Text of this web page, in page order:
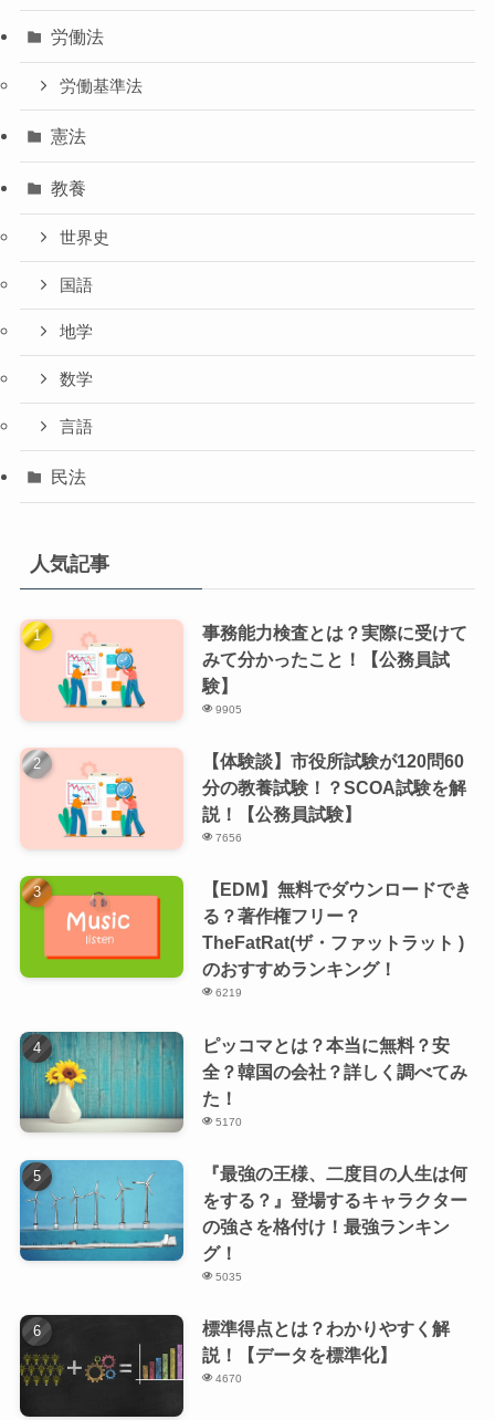
労働法
労働基準法
憲法
教養
世界史
国語
地学
数学
言語
民法
人気記事
事務能力検査とは？実際に受けて
みて分かったこと！【公務員試
験】
9905
【体験談】市役所試験が120問60
分の教養試験！？SCOA試験を解
説！【公務員試験】
7656
【EDM】無料でダウンロードでき
る？著作権フリー？
TheFatRat(ザ・ファットラット )
のおすすめランキング！
6219
ピッコマとは？本当に無料？安
全？韓国の会社？詳しく調べてみ
た！
5170
『最強の王様、二度目の人生は何
をする？』登場するキャラクター
の強さを格付け！最強ランキン
グ！
5035
標準得点とは？わかりやすく解
説！【データを標準化】
4670